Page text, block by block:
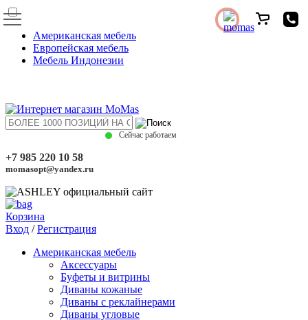
Американская мебель
Европейская мебель
Мебель Индонезии
Сейчас работаем
+7 985 220 10 58
momasopt@yandex.ru
Корзина
Вход /Регистрация
Американская мебель
Аксессуары
Буфеты и витрины
Диваны кожаные
Диваны с реклайнерами
Диваны угловые